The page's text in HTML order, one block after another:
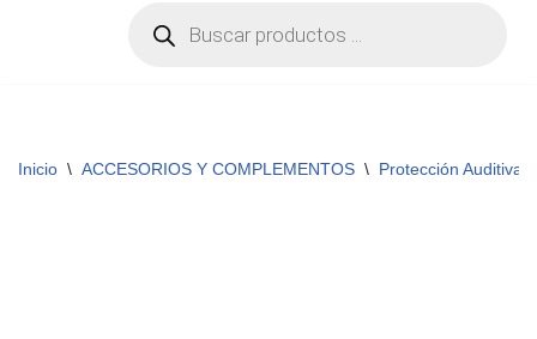
Inicio \ ACCESORIOS Y COMPLEMENTOS \ Protección Auditiva